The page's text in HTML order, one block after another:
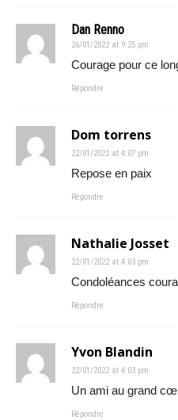
Dan Renno
26/01/2022 at 9:25 pm
Courage pour ce
Répondre
Dom torrens
22/01/2022 at 4:07 pm
Repose en paix
Répondre
Nathalie Josset
22/01/2022 at 4:03 pm
Condoléances
Répondre
Yvon Blandin
22/01/2022 at 4:03 pm
Un ami au grand
Répondre